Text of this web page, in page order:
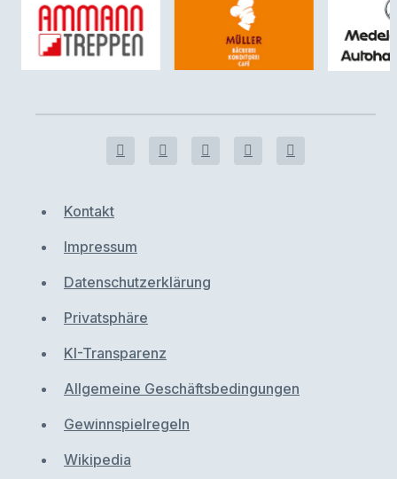
Kontakt
Impressum
Datenschutzerklärung
Privatsphäre
KI-Transparenz
Allgemeine Geschäftsbedingungen
Gewinnspielregeln
Wikipedia